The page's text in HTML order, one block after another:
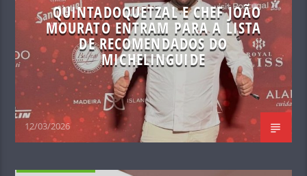
QUINTADOQUETZAL E CHEF JOÃO
MOURATO ENTRAM PARA A LISTA
DE RECOMENDADOS DO
MICHELINGUIDE
12/03/2026